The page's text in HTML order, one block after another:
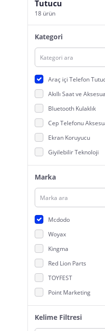
Tutucu
18 ürün
Kategori
Araç içi Telefon
Akıllı Saat ve
Bluetooth Kulaklık
Cep Telefonu
Ekran Koruyucu
Giyilebilir Teknoloji
Kablo
Kamera Aksesuarları
Kılıf
Stand ve Dock
Stylus Kalem
Tripod ve Selfie
Marka
Mcdodo
Woyax
Kingma
Red Lion Parts
TOYFEST
Point Marketing
Alfalink
Juo
Kelime Filtresi